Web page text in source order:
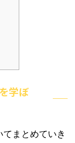
学ぼ
てまとめていき